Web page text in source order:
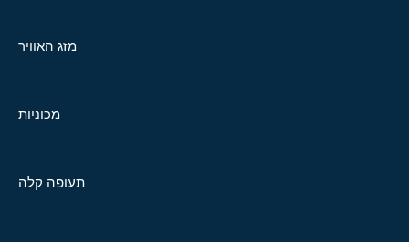
מזג האוויר
מכוניות
תעופה קלה